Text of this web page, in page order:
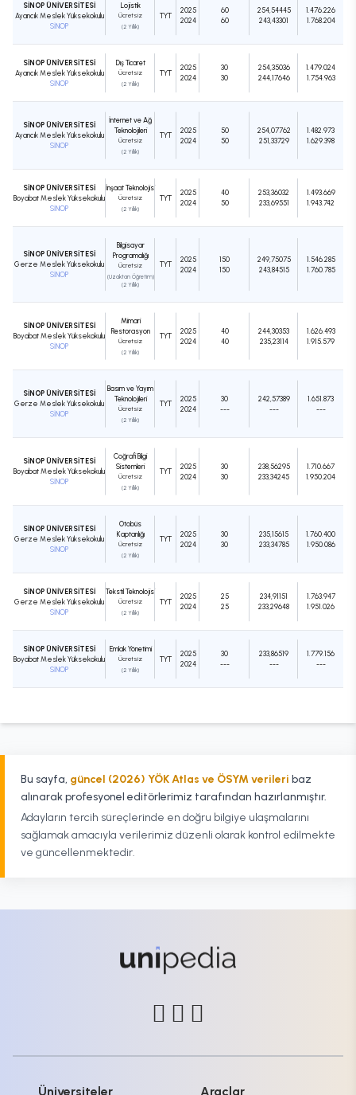
SİNOP ÜNİVERSİTESİ
Ayancık Meslek Yüksekokulu
SİNOP
Lojistik
Ücretsiz
(2 Yıllık)
TYT
2025
2024
60
60
254,54445
243,43301
1.476.226
1.768.204
SİNOP ÜNİVERSİTESİ
Ayancık Meslek Yüksekokulu
SİNOP
Dış Ticaret
Ücretsiz
(2 Yıllık)
TYT
2025
2024
30
30
254,35036
244,17646
1.479.024
1.754.963
SİNOP ÜNİVERSİTESİ
Ayancık Meslek Yüksekokulu
SİNOP
İnternet ve Ağ
Teknolojileri
Ücretsiz
(2 Yıllık)
TYT
2025
2024
50
50
254,07762
251,33729
1.482.973
1.629.398
SİNOP ÜNİVERSİTESİ
Boyabat Meslek Yüksekokulu
SİNOP
İnşaat Teknolojisi
Ücretsiz
(2 Yıllık)
TYT
2025
2024
40
50
253,36032
233,69551
1.493.669
1.943.742
SİNOP ÜNİVERSİTESİ
Gerze Meslek Yüksekokulu
SİNOP
Bilgisayar
Programcılığı
Ücretsiz
(Uzaktan Öğretim)
(2 Yıllık)
TYT
2025
2024
150
150
249,75075
243,84515
1.546.285
1.760.785
SİNOP ÜNİVERSİTESİ
Boyabat Meslek Yüksekokulu
SİNOP
Mimari
Restorasyon
Ücretsiz
(2 Yıllık)
TYT
2025
2024
40
40
244,30353
235,23114
1.626.493
1.915.579
SİNOP ÜNİVERSİTESİ
Gerze Meslek Yüksekokulu
SİNOP
Basım ve Yayım
Teknolojileri
Ücretsiz
(2 Yıllık)
TYT
2025
2024
30
---
242,57389
---
1.651.873
---
SİNOP ÜNİVERSİTESİ
Boyabat Meslek Yüksekokulu
SİNOP
Coğrafi Bilgi
Sistemleri
Ücretsiz
(2 Yıllık)
TYT
2025
2024
30
30
238,56295
233,34245
1.710.667
1.950.204
SİNOP ÜNİVERSİTESİ
Gerze Meslek Yüksekokulu
SİNOP
Otobüs
Kaptanlığı
Ücretsiz
(2 Yıllık)
TYT
2025
2024
30
30
235,15615
233,34785
1.760.400
1.950.086
SİNOP ÜNİVERSİTESİ
Gerze Meslek Yüksekokulu
SİNOP
Tekstil Teknolojisi
Ücretsiz
(2 Yıllık)
TYT
2025
2024
25
25
234,91151
233,29648
1.763.947
1.951.026
SİNOP ÜNİVERSİTESİ
Boyabat Meslek Yüksekokulu
SİNOP
Emlak Yönetimi
Ücretsiz
(2 Yıllık)
TYT
2025
2024
30
---
233,86519
---
1.779.156
---
Bu sayfa, güncel (2026) YÖK Atlas ve ÖSYM verileri baz
alınarak profesyonel editörlerimiz tarafından hazırlanmıştır.
Adayların tercih süreçlerinde en doğru bilgiye ulaşmalarını
sağlamak amacıyla verilerimiz düzenli olarak kontrol edilmekte
ve güncellenmektedir.
Üniversiteler Araçlar